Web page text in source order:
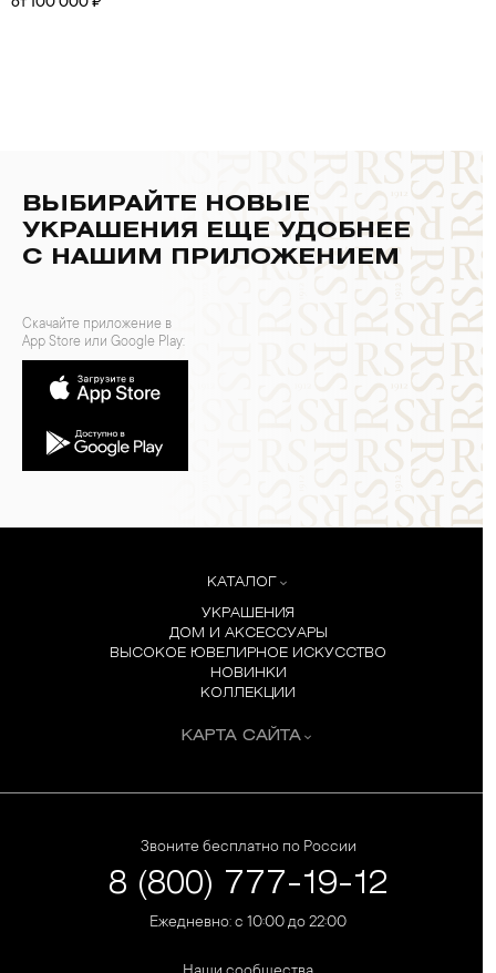
ВЫБИРАЙТЕ НОВЫЕ
УКРАШЕНИЯ ЕЩЕ УДОБНЕЕ
С НАШИМ ПРИЛОЖЕНИЕМ
Скачайте приложение в
App Store или Google Play:
КАТАЛОГ
УКРАШЕНИЯ
ДОМ И АКСЕССУАРЫ
ВЫСОКОЕ ЮВЕЛИРНОЕ ИСКУССТВО
НОВИНКИ
КОЛЛЕКЦИИ
КАРТА САЙТА
Звоните бесплатно по России
8 (800) 777-19-12
Ежедневно: с 10:00 до 22:00